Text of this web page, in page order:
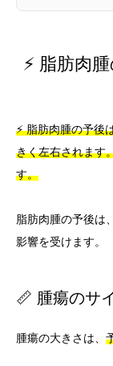
⚡ 脂肪肉
⚡ 脂肪肉腫の予後
きく左右されます
す。
脂肪肉腫の予後は
影響を受けます。
📏 腫瘍のサ
腫瘍の大きさは、